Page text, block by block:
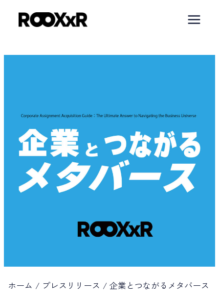
ス
ホーム / プレスリリース / 企業とつながるメタバース